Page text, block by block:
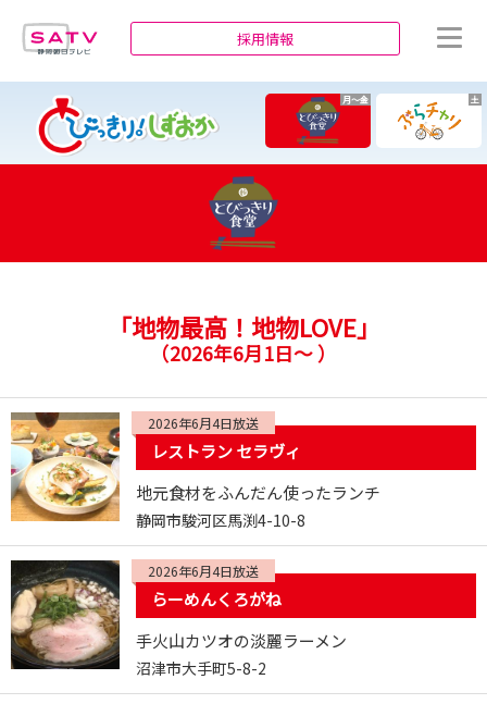
採用情報
月～金 土
「地物最高！地物LOVE」
（2026年6月1日～）
2026年6月4日放送
レストラン セラヴィ
地元食材をふんだん使ったランチ
静岡市駿河区馬渕4-10-8
2026年6月4日放送
らーめんくろがね
手火山カツオの淡麗ラーメン
沼津市大手町5-8-2